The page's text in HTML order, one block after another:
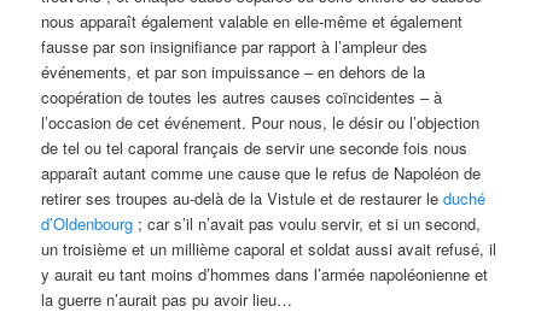
nous apparaît également valable en elle-même et également
fausse par son insignifiance par rapport à l’ampleur des
événements, et par son impuissance – en dehors de la
coopération de toutes les autres causes coïncidentes – à
l’occasion de cet événement. Pour nous, le désir ou l’objection
de tel ou tel caporal français de servir une seconde fois nous
apparaît autant comme une cause que le refus de Napoléon de
retirer ses troupes au-delà de la Vistule et de restaurer leduché
d’Oldenbourg ; car s’il n’avait pas voulu servir, et si un second,
un troisième et un millième caporal et soldat aussi avait refusé, il
y aurait eu tant moins d’hommes dans l’armée napoléonienne et
la guerre n’aurait pas pu avoir lieu…